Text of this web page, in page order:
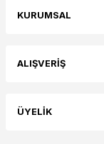
KURUMSAL
ALIŞVERİŞ
ÜYELİK